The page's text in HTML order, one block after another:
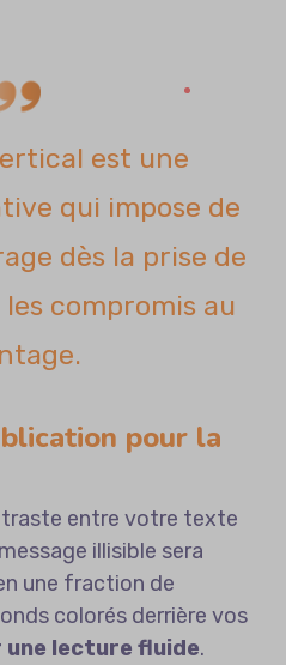
est une
qui impose de
dès la prise de
compromis au
pour la
entre votre texte
illisible sera
une fraction de
colorés derrière vos
lecture fluide.